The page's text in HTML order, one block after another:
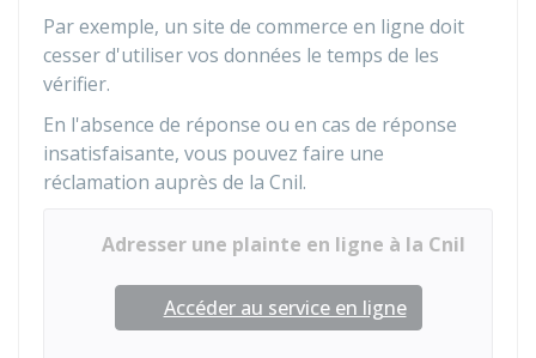
Par exemple, un site de commerce en ligne doit
cesser d'utiliser vos données le temps de les
vérifier.
En l'absence de réponse ou en cas de réponse
insatisfaisante, vous pouvez faire une
réclamation auprès de la Cnil.
Adresser une plainte en ligne à la Cnil
Accéder au service en ligne